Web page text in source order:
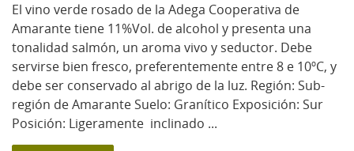
El vino verde rosado de la Adega Cooperativa de
Amarante tiene 11%Vol. de alcohol y presenta una
tonalidad salmón, un aroma vivo y seductor. Debe
servirse bien fresco, preferentemente entre 8 e 10ºC, y
debe ser conservado al abrigo de la luz. Región: Sub-
región de Amarante Suelo: Granítico Exposición: Sur
Posición: Ligeramente inclinado ...